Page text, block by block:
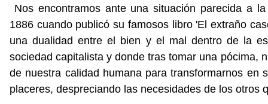
Nos encontramos ante una situación parecida a
1886 cuando publicó su famosos libro 'El extraño
una dualidad entre el bien y el mal dentro de la
sociedad capitalista y donde tras tomar una pócima,
de nuestra calidad humana para transformarnos en
placeres, despreciando las necesidades de los otros